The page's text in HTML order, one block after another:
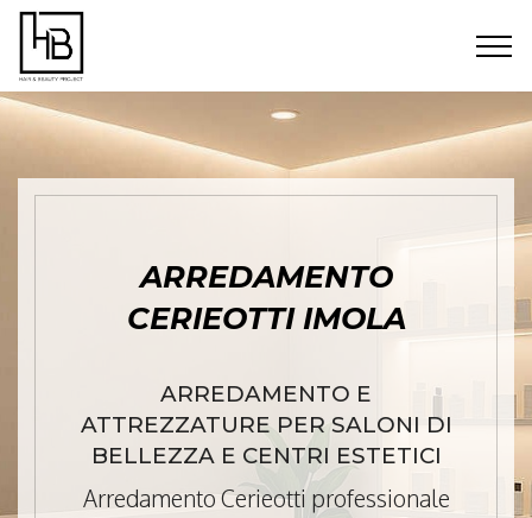
ARREDAMENTO
CERIEOTTI IMOLA
ARREDAMENTO E
ATTREZZATURE PER SALONI DI
BELLEZZA E CENTRI ESTETICI
Arredamento Cerieotti professionale